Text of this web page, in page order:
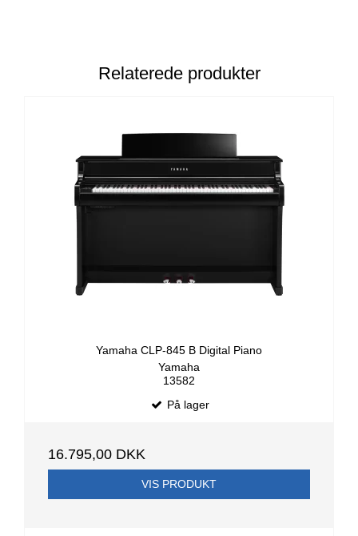
Relaterede produkter
Yamaha CLP-845 B Digital Piano
Yamaha
13582
På lager
16.795,00 DKK
VIS PRODUKT